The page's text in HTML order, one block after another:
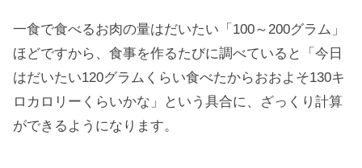
一食で食べるお肉の量はだいたい「100～200グラム」
ほどですから、食事を作るたびに調べていると「今日
はだいたい120グラムくらい食べたからおおよそ130キ
ロカロリーくらいかな」という具合に、ざっくり計算
ができるようになります。